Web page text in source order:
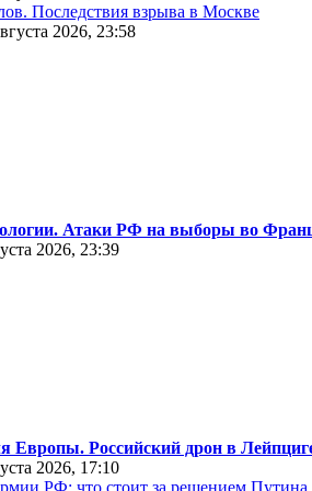
Последствия взрыва в Москве
2026, 23:58
Атаки РФ на выборы во
2026, 23:39
Европы. Российский дрон в
2026, 17:10